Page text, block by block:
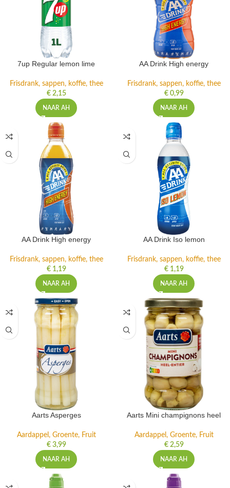
7up Regular lemon lime
Frisdrank, sappen, koffie, thee
€2,15
NAAR AH
AA Drink High energy
Frisdrank, sappen, koffie, thee
€0,99
NAAR AH
AA Drink High energy
Frisdrank, sappen, koffie, thee
€1,19
NAAR AH
AA Drink Iso lemon
Frisdrank, sappen, koffie, thee
€1,19
NAAR AH
Aarts Asperges
Aardappel, Groente, Fruit
€3,99
NAAR AH
Aarts Mini champignons heel
Aardappel, Groente, Fruit
€2,59
NAAR AH